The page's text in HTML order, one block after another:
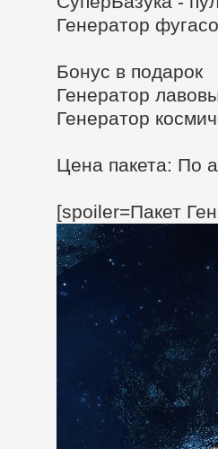
Генератор
Бонус в подарок
Генератор
Генератор
Цена пакета: По
[spoiler=Пакет